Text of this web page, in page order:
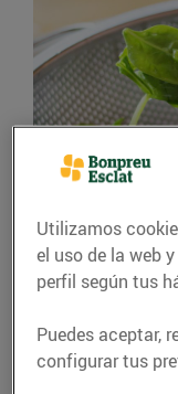
CONSEJOS
Com
06/abril/2020
Utilizamos
el uso de la web
perfil según tus
Puedes aceptar,
configurar tus